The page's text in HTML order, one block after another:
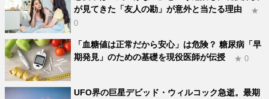
が見てきた「友人の勘」が意外と当たる理由
★
0
「血糖値は正常だから安心」は危険？ 糖尿病「早
期発見」のための基礎を現役医師が伝授
★ 0
UFO界の巨星デビッド・ウィルコック急逝。最期